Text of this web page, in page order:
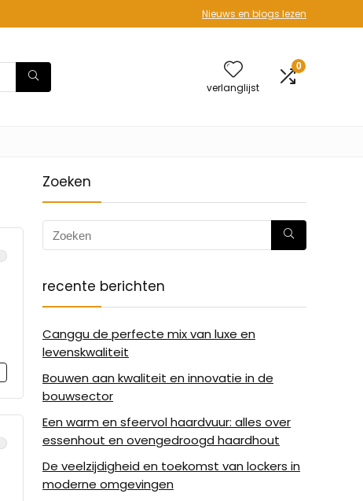
Nieuws en blogs lezen
verlanglijst
0
Zoeken
recente berichten
Canggu de perfecte mix van luxe en
levenskwaliteit
Bouwen aan kwaliteit en innovatie in de
bouwsector
Een warm en sfeervol haardvuur: alles over
essenhout en ovengedroogd haardhout
De veelzijdigheid en toekomst van lockers in
moderne omgevingen